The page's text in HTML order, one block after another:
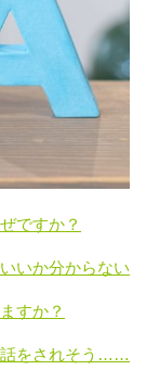
ですか？
いか分からない
すか？
話をされそう……